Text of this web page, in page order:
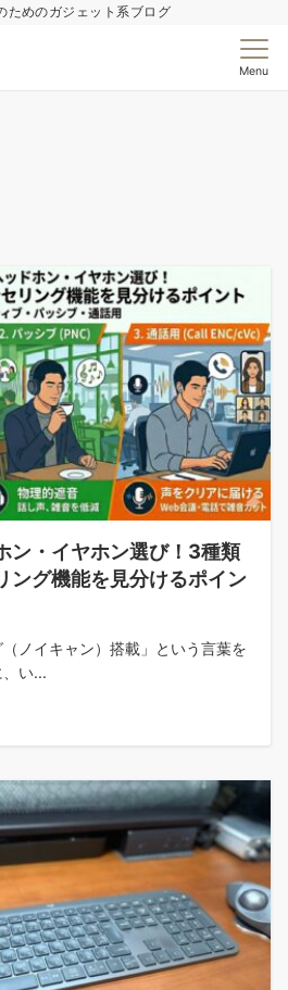
ためのガジェット系ブログ
Menu
ン・イヤホン選び！3種類
ング機能を見分けるポイン
（ノイキャン）搭載」という言葉を
い...